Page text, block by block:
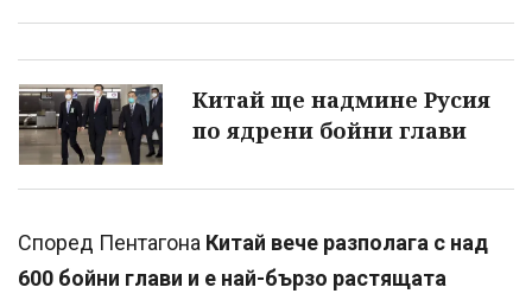
Китай ще надмине Русия
по ядрени бойни глави
Според Пентагона Китай вече разполага с над
600 бойни глави и е най-бързо растящата